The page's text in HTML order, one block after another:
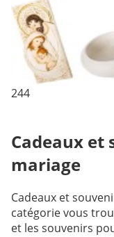
244
Cadeaux et
mariage
Cadeaux et
catégorie vous
et les souvenirs